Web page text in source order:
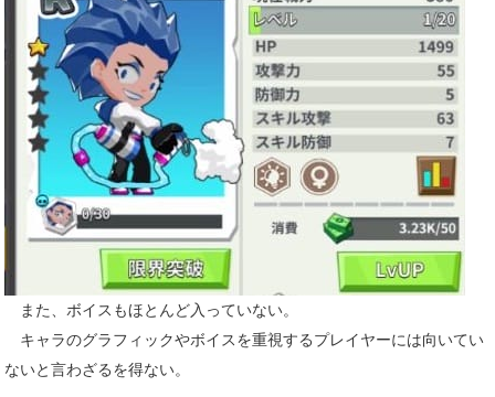
また、ボイスもほとんど入っていない。
キャラのグラフィックやボイスを重視するプレイヤーには向いてい
ないと言わざるを得ない。